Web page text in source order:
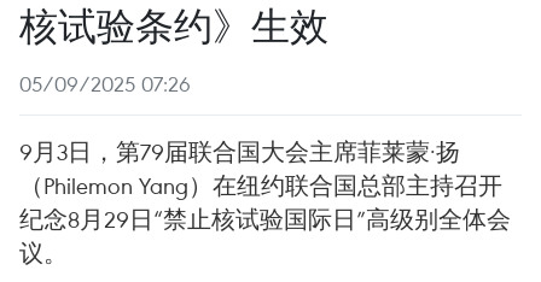
核试验条约》生效
05/09/2025 07:26
9月3日，第79届联合国大会主席菲莱蒙·扬
（Philemon Yang）在纽约联合国总部主持召开
纪念8月29日“禁止核试验国际日”高级别全体会
议。